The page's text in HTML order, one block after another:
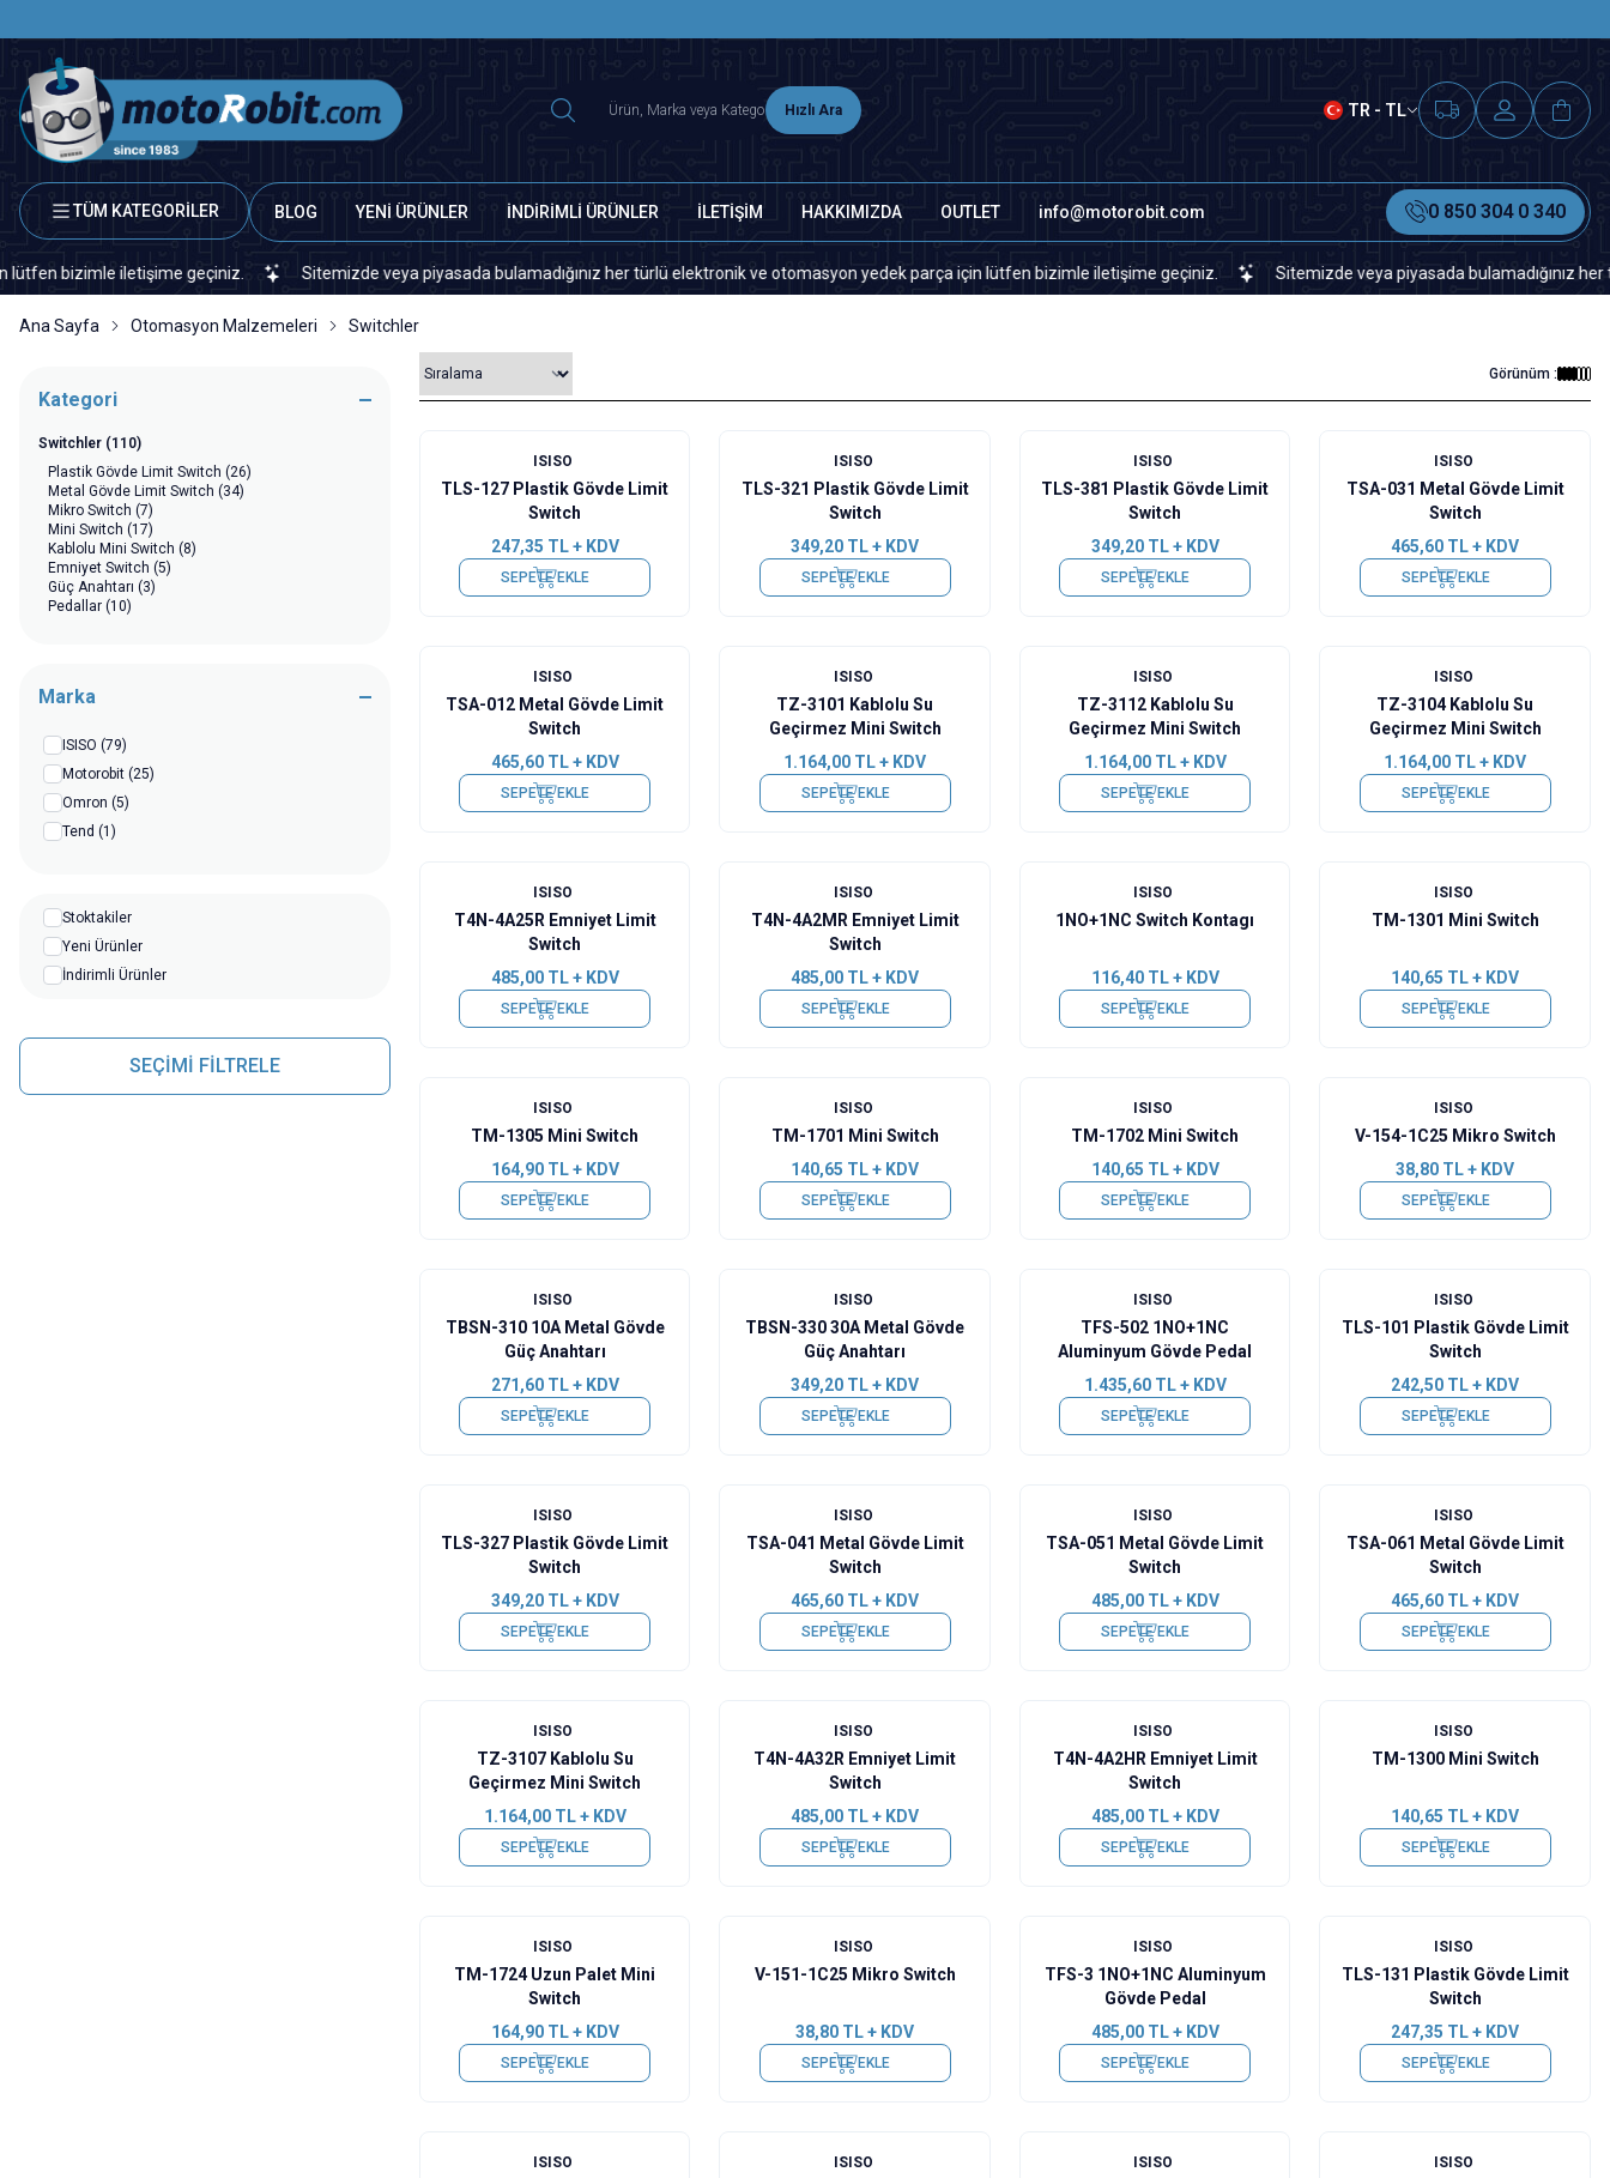
Hızlı Ara TR - TL
TÜM KATEGORİLER BLOG YENİ ÜRÜNLER İNDİRİMLİ ÜRÜNLER İLETİŞİM HAKKIMIZDA OUTLET info@motorobit.com 0 850 304 0 340
iletişime geçiniz. Sitemizde veya piyasada bulamadığınız her türlü elektronik ve otomasyon yedek parça için lütfen bizimle iletişime geçiniz. Sitemizde veya piyasada bulamadığınız her türlü
Ana Sayfa Otomasyon Malzemeleri Switchler
Kategori
Switchler (110)
Plastik Gövde Limit Switch (26)
Metal Gövde Limit Switch (34)
Mikro Switch (7)
Mini Switch (17)
Kablolu Mini Switch (8)
Emniyet Switch (5)
Güç Anahtarı (3)
Pedallar (10)
Marka
ISISO (79)
Motorobit (25)
Omron (5)
Tend (1)
Stoktakiler
Yeni Ürünler
İndirimli Ürünler
SEÇİMİ FİLTRELE
Görünüm :
ISISO
TLS-127 Plastik Gövde Limit
Switch
247,35 TL + KDV
SEPETE EKLE
ISISO
TLS-321 Plastik Gövde Limit
Switch
349,20 TL + KDV
SEPETE EKLE
ISISO
TLS-381 Plastik Gövde Limit
Switch
349,20TL + KDV
SEPETE EKLE
ISISO
TSA-031 Metal Gövde Limit
Switch
465,60 TL + KDV
SEPETE EKLE
ISISO
TSA-012 Metal Gövde Limit
Switch
465,60TL + KDV
SEPETE EKLE
ISISO
TZ-3101 Kablolu Su
Geçirmez Mini Switch
1.164,00 TL + KDV
SEPETE EKLE
ISISO
TZ-3112 Kablolu Su
Geçirmez Mini Switch
1.164,00TL + KDV
SEPETE EKLE
ISISO
TZ-3104 Kablolu Su
Geçirmez Mini Switch
1.164,00 TL + KDV
SEPETE EKLE
ISISO
T4N-4A25R Emniyet Limit
Switch
485,00TL + KDV
SEPETE EKLE
ISISO
T4N-4A2MR Emniyet Limit
Switch
485,00 TL + KDV
SEPETE EKLE
ISISO
1NO+1NC Switch Kontagı
116,40TL + KDV
SEPETE EKLE
ISISO
TM-1301 Mini Switch
140,65 TL + KDV
SEPETE EKLE
ISISO
TM-1305 Mini Switch
164,90TL + KDV
SEPETE EKLE
ISISO
TM-1701 Mini Switch
140,65 TL + KDV
SEPETE EKLE
ISISO
TM-1702 Mini Switch
140,65 TL + KDV
SEPETE EKLE
ISISO
V-154-1C25 Mikro Switch
38,80 TL + KDV
SEPETE EKLE
ISISO
TBSN-310 10A Metal Gövde
Güç Anahtarı
271,60TL + KDV
SEPETE EKLE
ISISO
TBSN-330 30A Metal Gövde
Güç Anahtarı
349,20 TL + KDV
SEPETE EKLE
ISISO
TFS-502 1NO+1NC
Aluminyum Gövde Pedal
1.435,60TL + KDV
SEPETE EKLE
ISISO
TLS-101 Plastik Gövde Limit
Switch
242,50 TL + KDV
SEPETE EKLE
ISISO
TLS-327 Plastik Gövde Limit
Switch
349,20TL + KDV
SEPETE EKLE
ISISO
TSA-041 Metal Gövde Limit
Switch
465,60 TL + KDV
SEPETE EKLE
ISISO
TSA-051 Metal Gövde Limit
Switch
485,00TL + KDV
SEPETE EKLE
ISISO
TSA-061 Metal Gövde Limit
Switch
465,60 TL + KDV
SEPETE EKLE
ISISO
TZ-3107 Kablolu Su
Geçirmez Mini Switch
1.164,00TL + KDV
SEPETE EKLE
ISISO
T4N-4A32R Emniyet Limit
Switch
485,00 TL + KDV
SEPETE EKLE
ISISO
T4N-4A2HR Emniyet Limit
Switch
485,00TL + KDV
SEPETE EKLE
ISISO
TM-1300 Mini Switch
140,65 TL + KDV
SEPETE EKLE
ISISO
TM-1724 Uzun Palet Mini
Switch
164,90TL + KDV
SEPETE EKLE
ISISO
V-151-1C25 Mikro Switch
38,80 TL + KDV
SEPETE EKLE
ISISO
TFS-3 1NO+1NC Aluminyum
Gövde Pedal
485,00TL + KDV
SEPETE EKLE
ISISO
TLS-131 Plastik Gövde Limit
Switch
247,35 TL + KDV
SEPETE EKLE
ISISO ISISO ISISO ISISO